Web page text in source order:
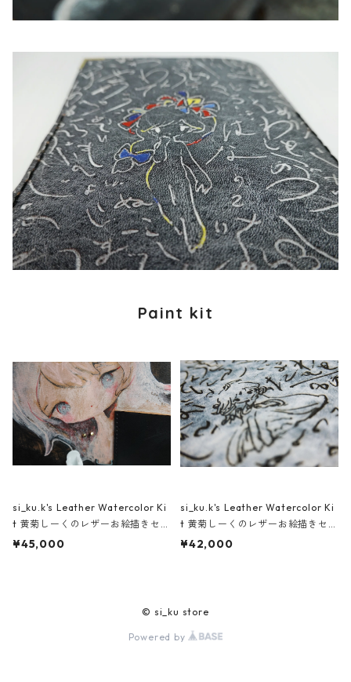
Paint kit
si_ku.k's Leather Watercolor Ki
t 黄菊しーくのレザーお絵描きセッ
ト
¥45,000
si_ku.k's Leather Watercolor Ki
t 黄菊しーくのレザーお絵描きセッ
ト
¥42,000
© si_ku store
Powered by